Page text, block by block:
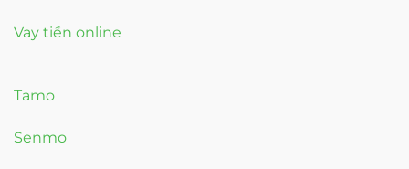
Vay tiền online
Tamo
Senmo